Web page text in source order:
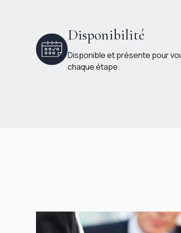
Disponibilité
Disponible et présente pour
chaque étape.